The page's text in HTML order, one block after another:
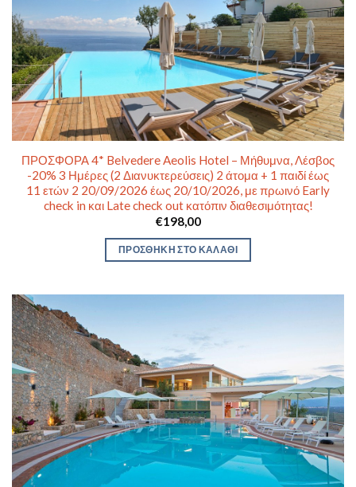
ΠΡΟΣΦΟΡΑ 4* Belvedere Aeolis Hotel – Μήθυμνα, Λέσβος
-20% 3 Ημέρες (2 Διανυκτερεύσεις) 2 άτομα + 1 παιδί έως
11 ετών 2 20/09/2026 έως 20/10/2026, με πρωινό Early
check in και Late check out κατόπιν διαθεσιμότητας!
€198,00
ΠΡΟΣΘΉΚΗ ΣΤΟ ΚΑΛΆΘΙ